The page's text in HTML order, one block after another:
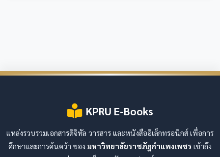
KPRU E-Books
แหล่งรวบรวมเอกสารดิจิทัล วารสาร และหนังสืออิเล็กทรอนิกส์ เพื่อการ
ศึกษาและการค้นคว้า ของ มหาวิทยาลัยราชภัฏกำแพงเพชร เข้าถึง